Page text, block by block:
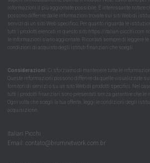
informazioni il più aggiornate possibile. È interessante notare
possono differire dalle informazioni trovate sui siti Web di
servizi di un sito Web specifico. Per quanto riguarda le
tutti i prodotti elencati in questo sito https://italian-picchi.com
le informazioni siano aggiornate. Ricordati sempre di leggere
condizioni di acquisto degli istituti finanziari che scegli.
Considerazioni: Ci sforziamo di mantenere tutte le
Queste informazioni possono differire da quelle visualizzate
fornitori di servizi o su un sito Web di prodotti specifici. Nel
tutti i prodotti finanziari sono presentati senza garantire che le
Ogni volta che scegli la tua offerta, leggi le condizioni degli
acquisizione.
Italian Picchi
Email: contato@brumnetwork.com.br